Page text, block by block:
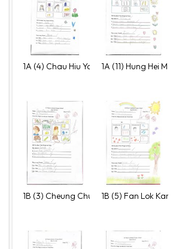
1A (4) Chau Hiu Yau, Yulia1A (11) Hung Hei
1B (3) Cheung Chun Ho, Carson
1B (5) Fan Lok Kan,